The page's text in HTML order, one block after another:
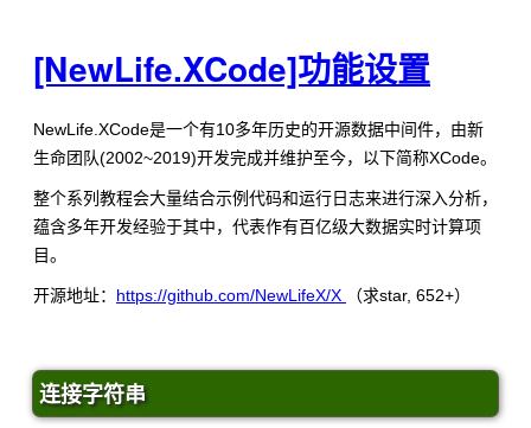
[NewLife.XCode]功能设置
NewLife.XCode是一个有10多年历史的开源数据中间件，由新
生命团队(2002~2019)开发完成并维护至今，以下简称XCode。
整个系列教程会大量结合示例代码和运行日志来进行深入分析，
蕴含多年开发经验于其中，代表作有百亿级大数据实时计算项
目。
开源地址： https://github.com/NewLifeX/X （求star, 652+）
连接字符串